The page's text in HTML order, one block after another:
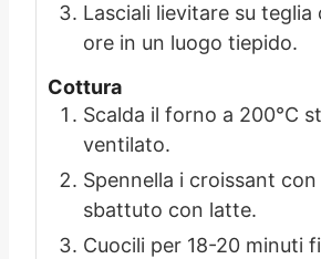
Lasciali lievitare su
ore in un luogo tiepido.
Cottura
Scalda il forno a 200°C
ventilato.
Spennella i croissant con
sbattuto con latte.
Cuocili per 18-20 minuti